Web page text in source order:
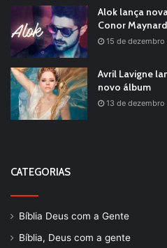
Alok lança
Conor
15 de dezembro
Avril Lavigne
novo álbum
13 de dezembro
CATEGORIAS
Bíblia Deus com a Gente
Bíblia, Deus com a gente